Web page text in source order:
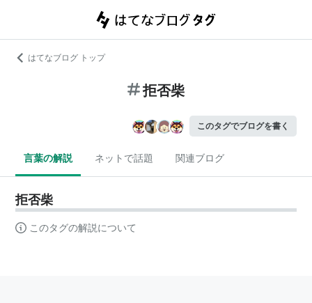
はてなブログ トップ
拒否柴
このタグでブログを書く
言葉の解説 ネットで話題 関連ブログ
拒否柴
このタグの解説について